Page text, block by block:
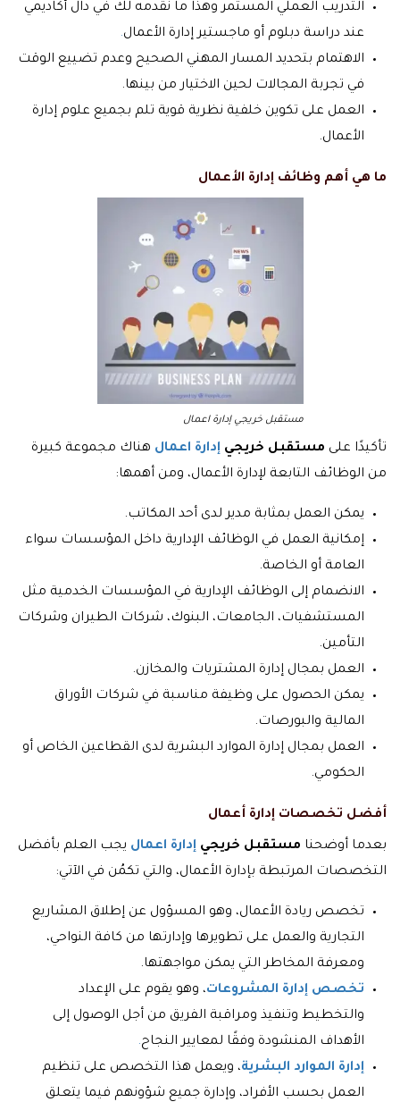
التدريب العملي المستمر وهذا ما نقدمه لك في دال أكاديمي
عند دراسة دبلوم أو ماجستير إدارة الأعمال.
الاهتمام بتحديد المسار المهني الصحيح وعدم تضييع الوقت
في تجربة المجالات لحين الاختيار من بينها.
العمل على تكوين خلفية نظرية قوية تلم بجميع علوم إدارة
الأعمال.
ما هي أهم وظائف إدارة الأعمال
مستقبل خريجي إدارة اعمال
تأكيدًا على مستقبل خريجي إدارة اعمال هناك مجموعة كبيرة
من الوظائف التابعة لإدارة الأعمال، ومن أهمها:
يمكن العمل بمثابة مدير لدى أحد المكاتب.
إمكانية العمل في الوظائف الإدارية داخل المؤسسات سواء
العامة أو الخاصة.
الانضمام إلى الوظائف الإدارية في المؤسسات الخدمية مثل
المستشفيات، الجامعات، البنوك، شركات الطيران وشركات
التأمين.
العمل بمجال إدارة المشتريات والمخازن.
يمكن الحصول على وظيفة مناسبة في شركات الأوراق
المالية والبورصات.
العمل بمجال إدارة الموارد البشرية لدى القطاعين الخاص أو
الحكومي.
أفضل تخصصات إدارة أعمال
بعدما أوضحنا مستقبل خريجي إدارة اعمال يجب العلم بأفضل
التخصصات المرتبطة بإدارة الأعمال، والتي تكمُن في الآتي:
تخصص ريادة الأعمال، وهو المسؤول عن إطلاق المشاريع
التجارية والعمل على تطويرها وإدارتها من كافة النواحي،
ومعرفة المخاطر التي يمكن مواجهتها.
تخصص إدارة المشروعات، وهو يقوم على الإعداد
والتخطيط وتنفيذ ومراقبة الفريق من أجل الوصول إلى
الأهداف المنشودة وفقًا لمعايير النجاح.
إدارة الموارد البشرية، ويعمل هذا التخصص على تنظيم
العمل بحسب الأفراد، وإدارة جميع شؤونهم فيما يتعلق